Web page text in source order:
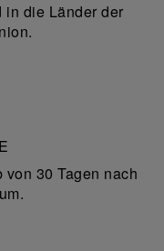
in die Länder der
30 Tagen nach